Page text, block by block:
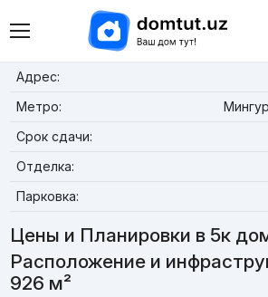
Адрес:
Метро:
Срок сдачи:
Отделка:
Парковка:
Цены и Планировки в 5к
Расположение и
926 м²